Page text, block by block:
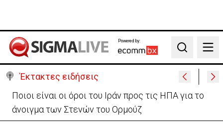
Powered by:
Search
Έκτακτες ειδήσεις
Υψηλές οι θερμοκρασίες με αυξημένη υγρασία
-«Στα παράλια είναι δύσκολα»